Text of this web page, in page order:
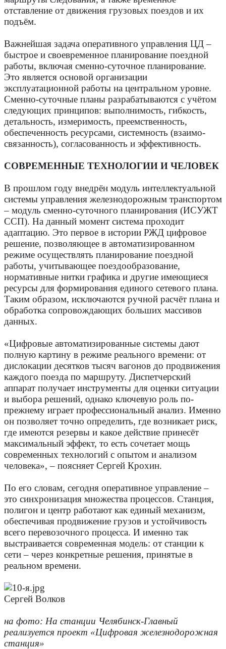
отставление от движения грузовых поездов и их
подъём.
Важнейшая задача оперативного управления ЦД –
быстрое и своевременное планирование поездной
работы, включая сменно-суточное планирование.
Это является основой организации
эксплуатационной работы на центральном уровне.
Сменно-суточные планы разрабатываются с учётом
следующих принципов: выполнимость, гибкость,
детальность, измеримость, преемственность,
обеспеченность ресурсами, системность (взаимо­
связанность), согласованность и эффективность.
СОВРЕМЕННЫЕ ­ТЕХНОЛОГИИ И ЧЕЛОВЕК
В прошлом году внедрён модуль интеллектуальной
системы управления железнодорожным транспортом
– модуль сменно-суточного планирования (ИСУЖТ
ССП). На данный момент система проходит
адаптацию. Это первое в истории РЖД цифровое
решение, позволяющее в автоматизированном
режиме осуществлять планирование поездной
работы, учитывающее поездообразование,
нормативные нитки графика и другие имеющиеся
ресурсы для формирования единого сетевого плана.
Таким образом, исключаются ручной расчёт плана и
обработка сопровождающих больших массивов
данных.
«Цифровые автоматизированные системы дают
полную картину в режиме реального времени: от
дислокации десятков тысяч вагонов до продвижения
каждого поезда по маршруту. Диспетчерский
аппарат получает инструменты для оценки ситуации
и выбора решений, однако ключевую роль по-
прежнему играет профессиональный анализ. Именно
он позволяет точно определить, где возникает риск,
где имеются резервы и какое действие принесёт
максимальный эффект, то есть сочетает мощь
современных технологий с опытом и анализом
человека», – поясняет Сергей Крохин.
По его словам, сегодня оперативное управление –
это синхронизация множества процессов. Станция,
полигон и центр работают как единый механизм,
обеспечивая продвижение грузов и устойчивость
всего перевозочного процесса. И именно так
выстраивается современная модель: от станции к
сети – через конкретные решения, принятые в
реальном времени.
Сергей Волков
на фото: На станции Челябинск-Главный
реализуется проект «Цифровая железнодорожная
станция»